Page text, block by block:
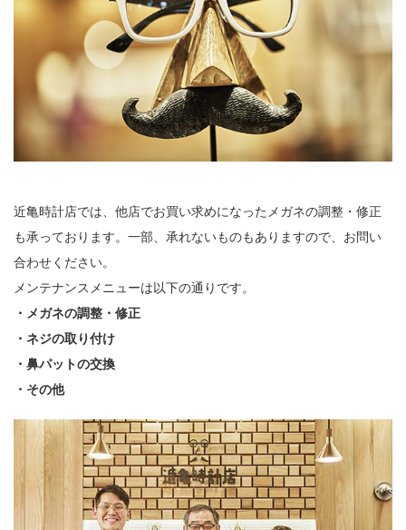
近亀時計店では、他店でお買い求めになったメガネの調整・修正
も承っております。一部、承れないものもありますので、お問い
合わせください。
メンテナンスメニューは以下の通りです。
・メガネの調整・修正
・ネジの取り付け
・鼻パットの交換
・その他